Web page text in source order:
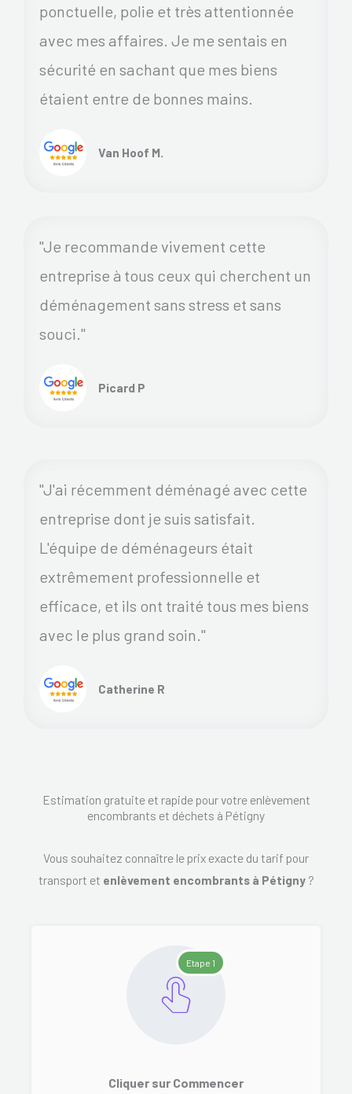
ponctuelle, polie et très attentionnée
avec mes affaires. Je me sentais en
sécurité en sachant que mes biens
étaient entre de bonnes mains.
Van Hoof M.
"Je recommande vivement cette
entreprise à tous ceux qui cherchent un
déménagement sans stress et sans
souci."
Picard P
"J'ai récemment déménagé avec cette
entreprise dont je suis satisfait.
L'équipe de déménageurs était
extrêmement professionnelle et
efficace, et ils ont traité tous mes biens
avec le plus grand soin."
Catherine R
Estimation gratuite et rapide pour votre enlèvement
encombrants et déchets à Pétigny
Vous souhaitez connaître le prix exacte du tarif pour
transport et enlèvement encombrants à Pétigny?
Etape 1
Cliquer sur Commencer